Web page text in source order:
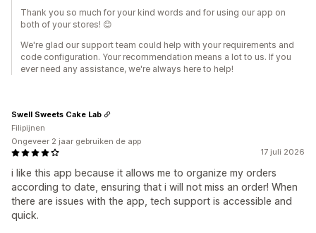
Thank you so much for your kind words and for using our app on
both of your stores! 😊
We're glad our support team could help with your requirements and
code configuration. Your recommendation means a lot to us. If you
ever need any assistance, we're always here to help!
17 juli 2026
i like this app because it allows me to organize my orders
according to date, ensuring that i will not miss an order! When
there are issues with the app, tech support is accessible and
quick.
Swell Sweets Cake Lab
Filipijnen
Ongeveer 2 jaar gebruiken de app